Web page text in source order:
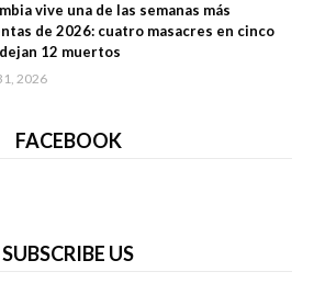
vive una de las semanas más
de 2026: cuatro masacres en cinco
12 muertos
2026
FACEBOOK
SUBSCRIBE US